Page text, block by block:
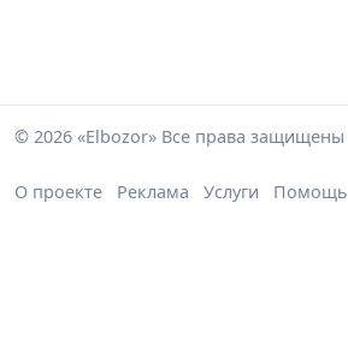
© 2026 «Elbozor» Все права защищены
О проекте Реклама Услуги Помощь